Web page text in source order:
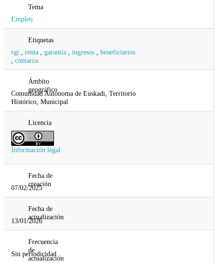
Tema
Empleo
Etiquetas
rgi
renta garantía ingresos
beneficiarios
comarca
Ámbito
geográfico
Comunidad Autonoma de Euskadi, Territorio
Histórico, Municipal
Licencia
Información legal
Fecha de
creación
07/02/2025
Fecha de
actualización
13/01/2026
Frecuencia
de
actualización
Sin periodicidad